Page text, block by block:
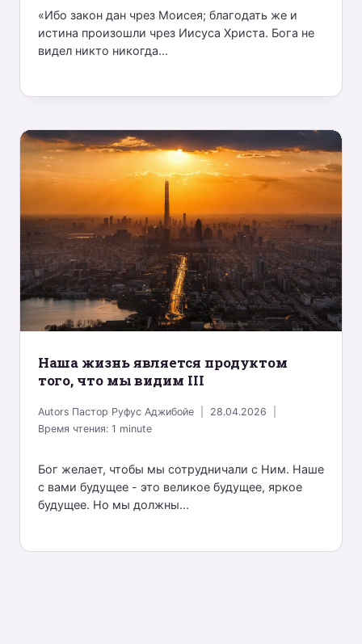
«Ибо закон дан чрез Моисея; благодать же и
истина произошли чрез Иисуса Христа. Бога не
видел никто никогда...
Наша жизнь является продуктом
того, что мы видим III
Autors Пастор Руфус Аджибойе
28.04.2026
Время чтения:1 minute
Бог желает, чтобы мы сотрудничали с Ним. Наше
с вами будущее - это великое будущее, яркое
будущее. Но мы должны...